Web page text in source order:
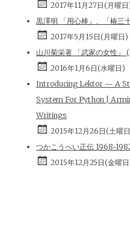
2017年11月27日(月曜
黒澤明 「用心棒」、「椿三
2017年5月15日(月曜日)
山川菊栄著 「武家の女性」
2016年1月6日(水曜日)
Introducing Lektor — A
System For Python |
Writings
2015年12月26日(土曜
つかこうへい正伝 1968-
2015年12月25日(金曜